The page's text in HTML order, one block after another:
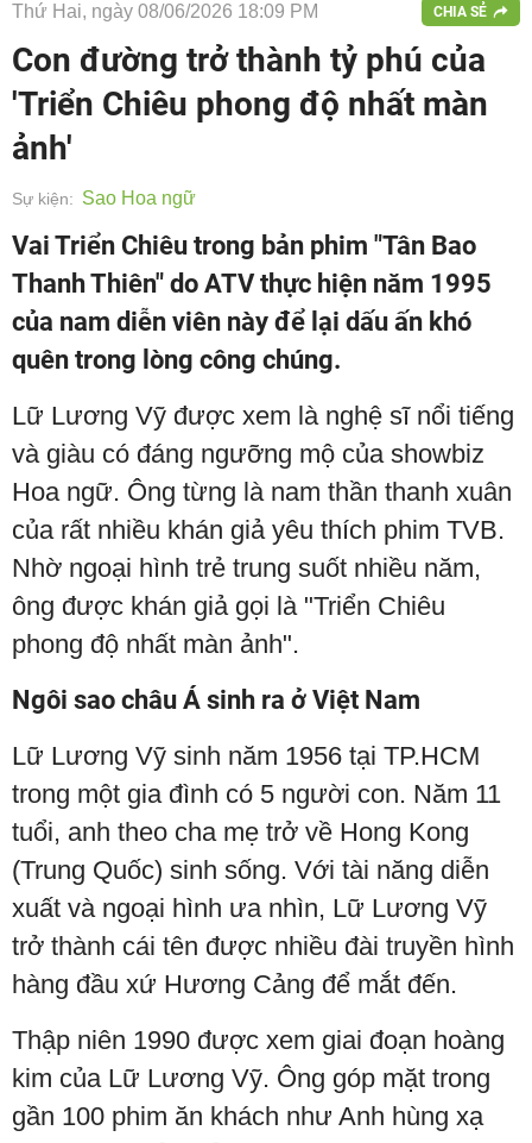
Thứ Hai, ngày 08/06/2026 18:09 PM CHIA SẺ
Con đường trở thành tỷ phú của
'Triển Chiêu phong độ nhất màn
ảnh'
Sự kiện: Sao Hoa ngữ
Vai Triển Chiêu trong bản phim "Tân Bao
Thanh Thiên" do ATV thực hiện năm 1995
của nam diễn viên này để lại dấu ấn khó
quên trong lòng công chúng.
Lữ Lương Vỹ được xem là nghệ sĩ nổi tiếng
và giàu có đáng ngưỡng mộ của showbiz
Hoa ngữ. Ông từng là nam thần thanh xuân
của rất nhiều khán giả yêu thích phim TVB.
Nhờ ngoại hình trẻ trung suốt nhiều năm,
ông được khán giả gọi là "Triển Chiêu
phong độ nhất màn ảnh".
Ngôi sao châu Á sinh ra ở Việt Nam
Lữ Lương Vỹ sinh năm 1956 tại TP.HCM
trong một gia đình có 5 người con. Năm 11
tuổi, anh theo cha mẹ trở về Hong Kong
(Trung Quốc) sinh sống. Với tài năng diễn
xuất và ngoại hình ưa nhìn, Lữ Lương Vỹ
trở thành cái tên được nhiều đài truyền hình
hàng đầu xứ Hương Cảng để mắt đến.
Thập niên 1990 được xem giai đoạn hoàng
kim của Lữ Lương Vỹ. Ông góp mặt trong
gần 100 phim ăn khách như Anh hùng xạ